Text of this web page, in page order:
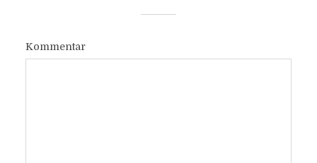
Kommentar